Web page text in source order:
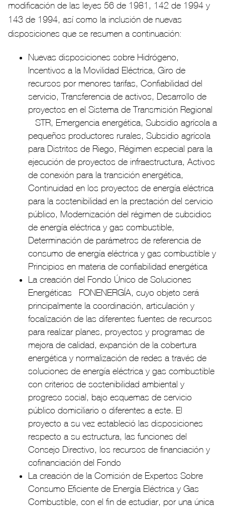
modificación de las leyes 56 de 1981, 142 de 1994 y
143 de 1994, así como la inclusión de nuevas
disposiciones que se resumen a continuación:
Nuevas disposiciones sobre Hidrógeno,
Incentivos a la Movilidad Eléctrica, Giro de
recursos por menores tarifas, Confiabilidad del
servicio, Transferencia de activos, Desarrollo de
proyectos en el Sistema de Transmisión Regional
– STR, Emergencia energética, Subsidio agrícola a
pequeños productores rurales, Subsidio agrícola
para Distritos de Riego, Régimen especial para la
ejecución de proyectos de infraestructura, Activos
de conexión para la transición energética,
Continuidad en los proyectos de energía eléctrica
para la sostenibilidad en la prestación del servicio
público, Modernización del régimen de subsidios
de energía eléctrica y gas combustible,
Determinación de parámetros de referencia de
consumo de energía eléctrica y gas combustible y
Principios en materia de confiabilidad energética
La creación del Fondo Único de Soluciones
Energéticas –FONENERGÍA, cuyo objeto será
principalmente la coordinación, articulación y
focalización de las diferentes fuentes de recursos
para realizar planes, proyectos y programas de
mejora de calidad, expansión de la cobertura
energética y normalización de redes a través de
soluciones de energía eléctrica y gas combustible
con criterios de sostenibilidad ambiental y
progreso social, bajo esquemas de servicio
público domiciliario o diferentes a este. El
proyecto a su vez estableció las disposiciones
respecto a su estructura, las funciones del
Consejo Directivo, los recursos de financiación y
cofinanciación del Fondo
La creación de la Comisión de Expertos Sobre
Consumo Eficiente de Energía Eléctrica y Gas
Combustible, con el fin de estudiar, por una única